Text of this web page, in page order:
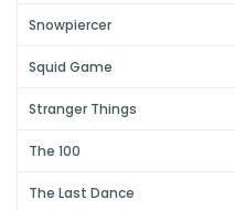
Snowpiercer
Squid Game
Stranger Things
The 100
The Last Dance